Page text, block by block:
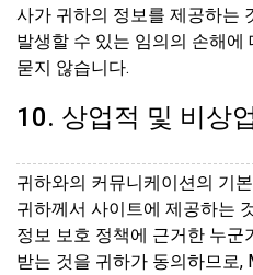
사가 귀하의 정보를 제공하는
발생할 수 있는 임의의 손해에
묻지 않습니다.
10. 상업적 및 비상
귀하와의 커뮤니케이션의 기
귀하께서 사이트에 제공하는
정보 보호 정책에 근거한 누
받는 것을 귀하가 동의하므로,